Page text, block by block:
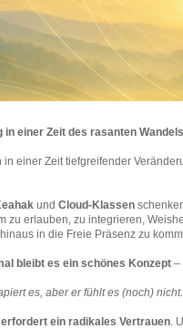
in einer Zeit des rasanten Wandels
in einer Zeit tiefgreifender
und Cloud-Klassen
zu erlauben, zu integrieren,
in die Freie Präsenz zu
bleibt es ein schönes Konzept –
es, aber er fühlt es (noch) nicht.
erfordert ein radikales Vertrauen.